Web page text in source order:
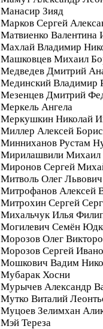
Манасир Зияд
Марков Сергей
Матвиенко Валентина
Махлай Владимир
Машковцев Михаил
Медведев Дмитрий
Мединский Владимир
Мезенцев Дмитрий
Меркель Ангела
Меркушкин Николай
Миллер Алексей
Минниханов Рустам
Мирилашвили Михаил
Миронов Сергей
Митволь Олег Львович
Митрофанов Алексей
Митрохин Сергей
Михальчук Илья
Могилевич Семён
Морозов Олег
Морозов Сергей
Мошкович Вадим
Мубарак Хосни
Мурычев Александр
Мутко Виталий
Муцоев Зелимхан
Мэй Тереза